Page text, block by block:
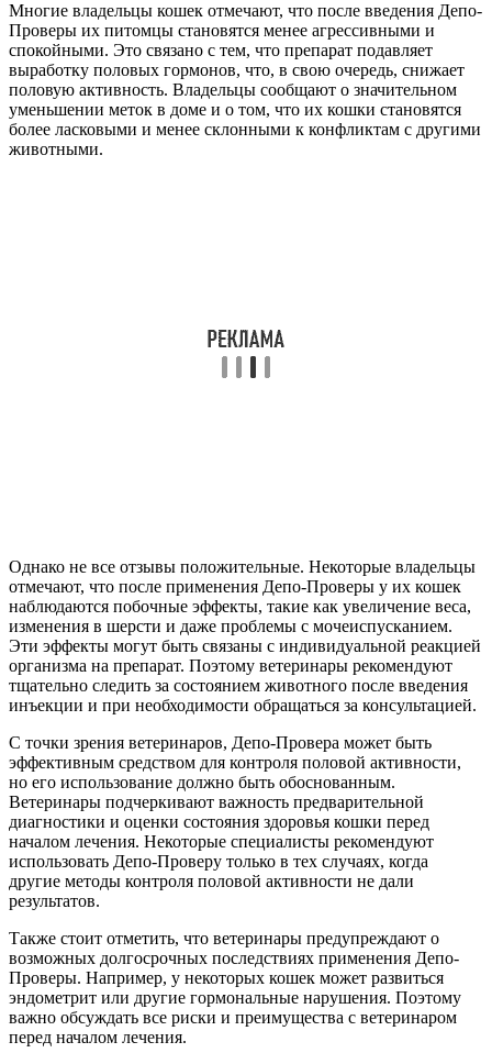
Многие владельцы кошек отмечают, что после введения Депо-
Проверы их питомцы становятся менее агрессивными и
спокойными. Это связано с тем, что препарат подавляет
выработку половых гормонов, что, в свою очередь, снижает
половую активность. Владельцы сообщают о значительном
уменьшении меток в доме и о том, что их кошки становятся
более ласковыми и менее склонными к конфликтам с другими
животными.
Однако не все отзывы положительные. Некоторые владельцы
отмечают, что после применения Депо-Проверы у их кошек
наблюдаются побочные эффекты, такие как увеличение веса,
изменения в шерсти и даже проблемы с мочеиспусканием.
Эти эффекты могут быть связаны с индивидуальной реакцией
организма на препарат. Поэтому ветеринары рекомендуют
тщательно следить за состоянием животного после введения
инъекции и при необходимости обращаться за консультацией.
С точки зрения ветеринаров, Депо-Провера может быть
эффективным средством для контроля половой активности,
но его использование должно быть обоснованным.
Ветеринары подчеркивают важность предварительной
диагностики и оценки состояния здоровья кошки перед
началом лечения. Некоторые специалисты рекомендуют
использовать Депо-Проверу только в тех случаях, когда
другие методы контроля половой активности не дали
результатов.
Также стоит отметить, что ветеринары предупреждают о
возможных долгосрочных последствиях применения Депо-
Проверы. Например, у некоторых кошек может развиться
эндометрит или другие гормональные нарушения. Поэтому
важно обсуждать все риски и преимущества с ветеринаром
перед началом лечения.